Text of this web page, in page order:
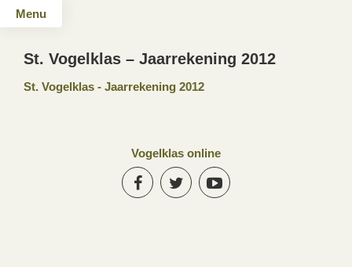
Menu
St. Vogelklas – Jaarrekening 2012
St. Vogelklas - Jaarrekening 2012
Vogelklas online